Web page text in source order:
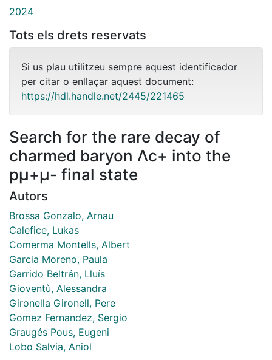
2024
Tots els drets reservats
Si us plau utilitzeu sempre aquest identificador
per citar o enllaçar aquest document:
https://hdl.handle.net/2445/221465
Search for the rare decay of
charmed baryon Λc+ into the
pμ+μ- final state
Autors
Brossa Gonzalo, Arnau
Calefice, Lukas
Comerma Montells, Albert
Garcia Moreno, Paula
Garrido Beltrán, Lluís
Gioventù, Alessandra
Gironella Gironell, Pere
Gomez Fernandez, Sergio
Graugés Pous, Eugeni
Lobo Salvia, Aniol